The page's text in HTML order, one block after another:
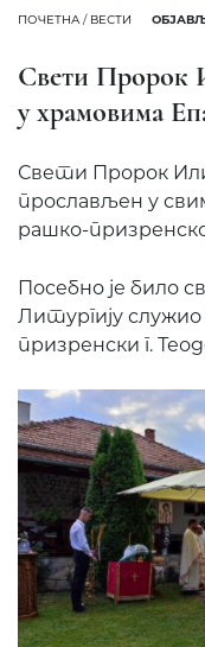
ПОЧЕТНА / ВЕСТИ
Свети Пророк
у храмовима
Свети Пророк
прослављен у
рашко-
Посебно је било
Литургију
призренски г.